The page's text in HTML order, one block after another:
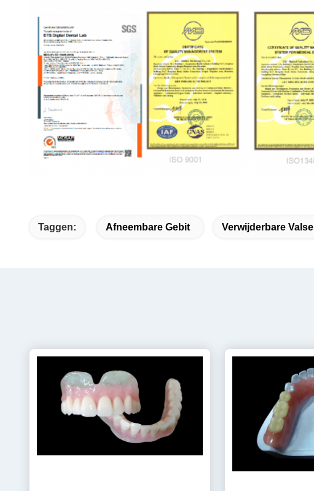
Taggen: Afneembare Gebit Verwijderbare